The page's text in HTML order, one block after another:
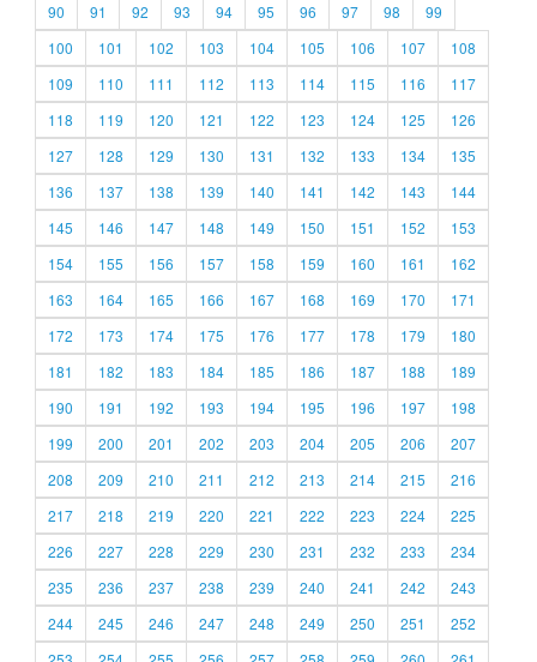
90
91 92 93 94 95 96 97 98
99
100
101 102 103 104 105 106 107
108
109
110 111 112 113 114 115 116
117
118
119 120 121 122 123 124 125
126
127
128 129 130 131 132 133 134
135
136
137 138 139 140 141 142 143
144
145
146 147 148 149 150 151 152
153
154
155 156 157 158 159 160 161
162
163
164 165 166 167 168 169 170
171
172
173 174 175 176 177 178 179
180
181
182 183 184 185 186 187 188
189
190
191 192 193 194 195 196 197
198
199
200 201 202 203 204 205 206
207
208
209 210 211 212 213 214 215
216
217
218 219 220 221 222 223 224
225
226
227 228 229 230 231 232 233
234
235
236 237 238 239 240 241 242
243
244
245 246 247 248 249 250 251
252